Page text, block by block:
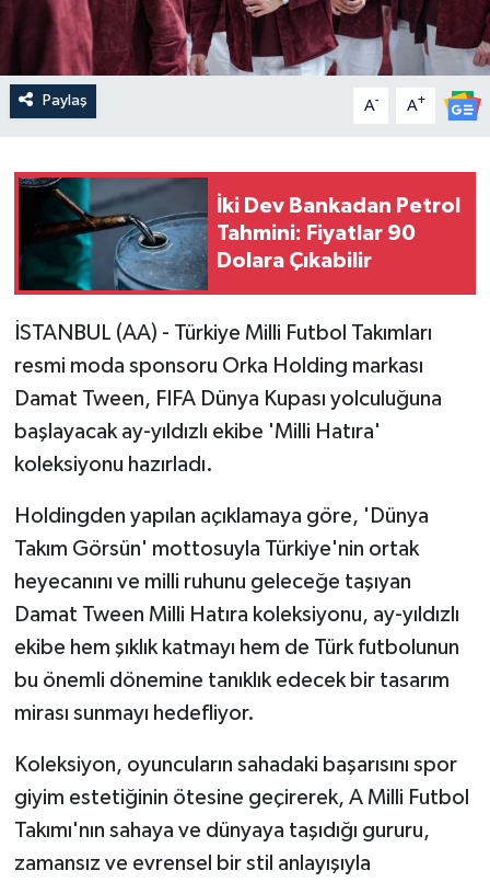
Paylaş A- A+
İki Dev Bankadan Petrol
Tahmini: Fiyatlar 90
Dolara Çıkabilir
İSTANBUL (AA) - Türkiye Milli Futbol Takımları
resmi moda sponsoru Orka Holding markası
Damat Tween, FIFA Dünya Kupası yolculuğuna
başlayacak ay-yıldızlı ekibe 'Milli Hatıra'
koleksiyonu hazırladı.
Holdingden yapılan açıklamaya göre, 'Dünya
Takım Görsün' mottosuyla Türkiye'nin ortak
heyecanını ve milli ruhunu geleceğe taşıyan
Damat Tween Milli Hatıra koleksiyonu, ay-yıldızlı
ekibe hem şıklık katmayı hem de Türk futbolunun
bu önemli dönemine tanıklık edecek bir tasarım
mirası sunmayı hedefliyor.
Koleksiyon, oyuncuların sahadaki başarısını spor
giyim estetiğinin ötesine geçirerek, A Milli Futbol
Takımı'nın sahaya ve dünyaya taşıdığı gururu,
zamansız ve evrensel bir stil anlayışıyla